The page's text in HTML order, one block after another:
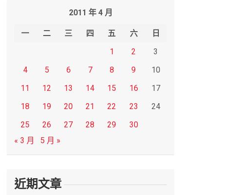
2011 年 4 月
一 二 三 四 五 六
日
1
2
3
4
5 6 7 8 9
10
11
12 13 14 15 16
17
18
19 20 21 22 23
24
25
26 27 28 29
30
« 3 月
5 月 »
近期文章